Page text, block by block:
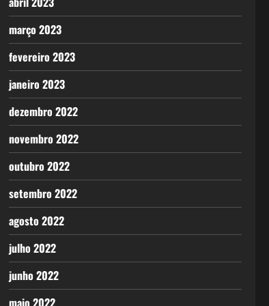
março 2023
fevereiro 2023
janeiro 2023
dezembro 2022
novembro 2022
outubro 2022
setembro 2022
agosto 2022
julho 2022
junho 2022
maio 2022